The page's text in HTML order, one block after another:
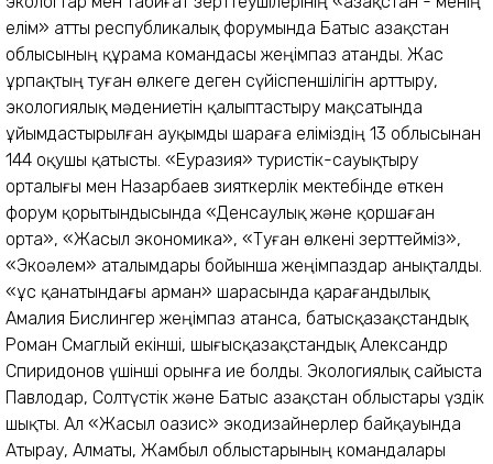
елім» атты республикалық форумында Батыс Қазақстан
облысының құрама командасы жеңімпаз атанды. Жас
ұрпақтың туған өлкеге деген сүйіспеншілігін арттыру,
экологиялық мәдениетін қалыптастыру мақсатында
ұйымдастырылған ауқымды шараға еліміздің 13 облысынан
144 оқушы қатысты. «Еуразия» туристік-сауықтыру
орталығы мен Назарбаев зияткерлік мектебінде өткен
форум қорытындысында «Денсаулық және қоршаған
орта», «Жасыл экономика», «Туған өлкені зерттейміз»,
«Экоәлем» аталымдары бойынша жеңімпаздар анықталды.
«Құс қанатындағы арман» шарасында қарағандылық
Амалия Бислингер жеңімпаз атанса, батысқазақстандық
Роман Смаглый екінші, шығысқазақстандық Александр
Спиридонов үшінші орынға ие болды. Экологиялық сайыста
Павлодар, Солтүстік және Батыс Қазақстан облыстары үздік
шықты. Ал «Жасыл оазис» экодизайнерлер байқауында
Атырау, Алматы, Жамбыл облыстарының командалары